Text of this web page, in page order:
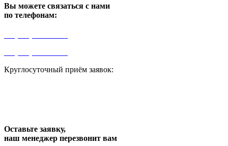
Вы можете связаться с нами
по телефонам:
Круглосуточный приём заявок:
Оставьте заявку,
наш менеджер перезвонит вам